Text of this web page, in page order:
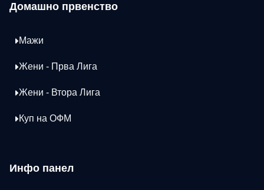
Домашно првенство
Мажи
Жени - Прва Лига
Жени - Втора Лига
Куп на ОФМ
Инфо панел